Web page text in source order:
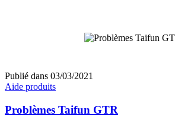
Publié dans 03/03/2021
Aide produits
Problèmes Taifun GTR